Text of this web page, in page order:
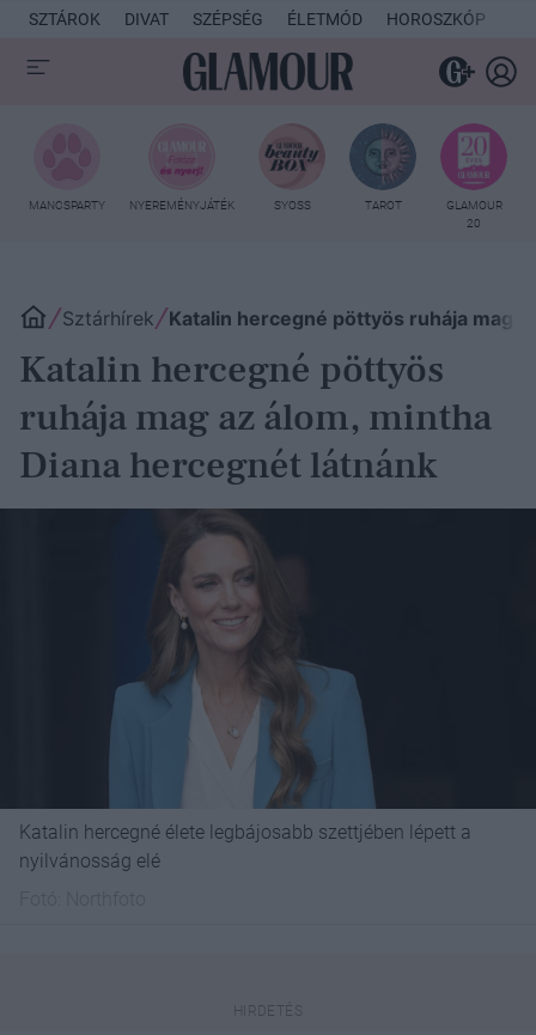
SZTÁROK DIVAT SZÉPSÉG ÉLETMÓD HOROSZKÓP
MANCSPARTY NYEREMÉNYJÁTÉK SYOSS TAROT
GLAMOUR
20
Sztárhírek Katalin hercegné pöttyös ruhája mag
Katalin hercegné pöttyös
ruhája mag az álom, mintha
Diana hercegnét látnánk
Katalin hercegné élete legbájosabb szettjében lépett a
nyilvánosság elé